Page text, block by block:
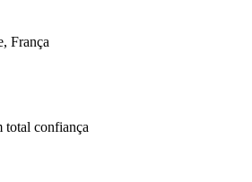
França
total confiança